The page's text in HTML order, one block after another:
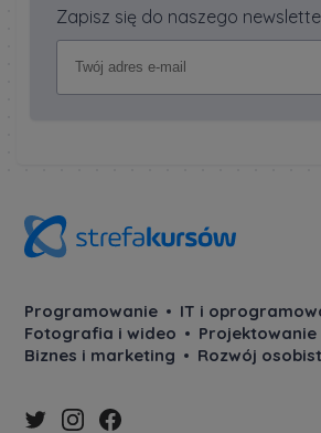
Zapisz się do naszego
Programowanie
IT i
Fotografia i wideo
Projektowanie
Biznes i marketing
Rozwój